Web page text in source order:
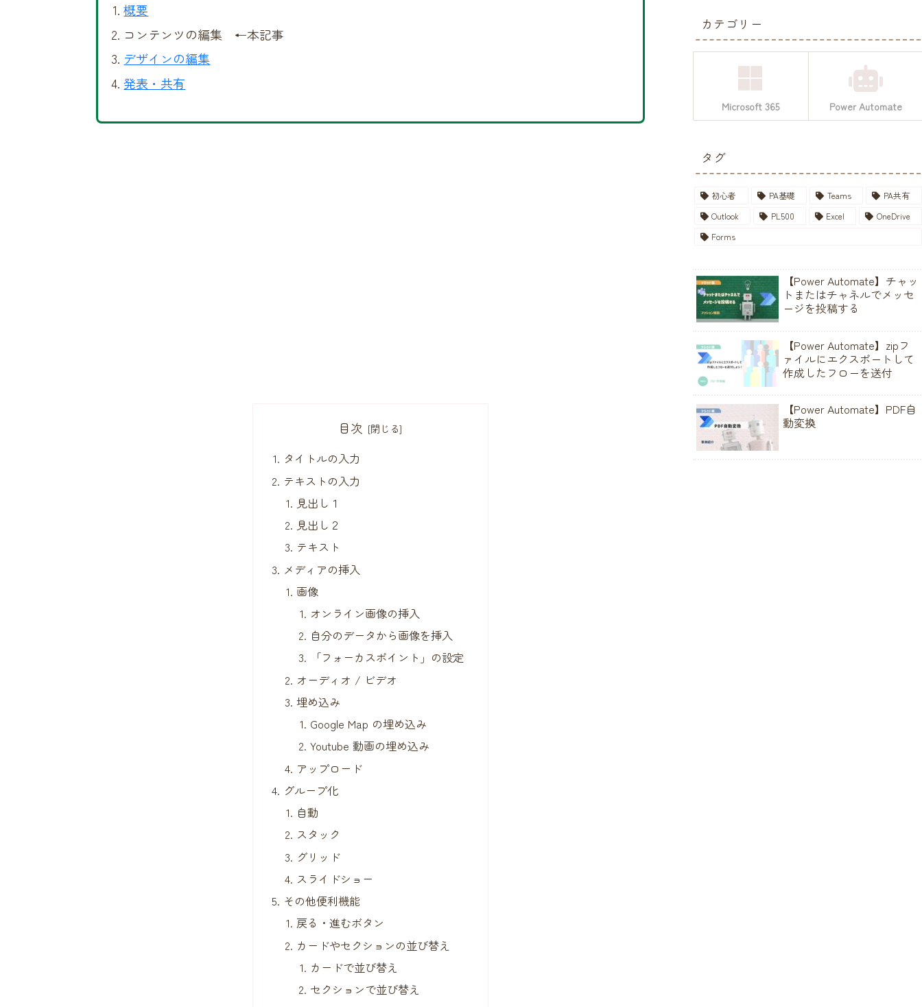
概要
コンテンツの編集 ←本記事
デザインの編集
発表・共有
目次
タイトルの入力
テキストの入力
見出し１
見出し２
テキスト
メディアの挿入
画像
オンライン画像の挿入
自分のデータから画像を挿入
「フォーカスポイント」の設定
オーディオ / ビデオ
埋め込み
Google Map の埋め込み
Youtube 動画の埋め込み
アップロード
グループ化
自動
スタック
グリッド
スライドショー
その他便利機能
戻る・進むボタン
カードやセクションの並び替え
カードで並び替え
セクションで並び替え
カテゴリー
Microsoft 365 Power Automate
タグ
初心者 PA基礎 Teams
PA共有
Outlook
PL500 Excel
OneDrive
Forms
【Power Automate】チャッ
トまたはチャネルでメッセ
ージを投稿する
【Power Automate】zipフ
ァイルにエクスポートして
作成したフローを送付
【Power Automate】PDF自
動変換